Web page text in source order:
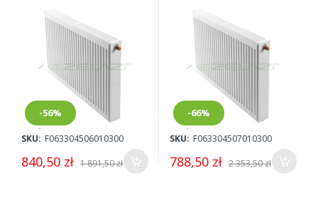
-56%
SKU: F063304506010300
840,50 zł 1 891,50 zł
-66%
SKU: F063304507010300
788,50 zł 2 353,50 zł